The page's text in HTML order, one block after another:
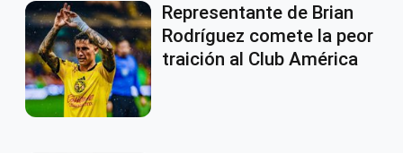
Representante de Brian
Rodríguez comete la peor
traición al Club América